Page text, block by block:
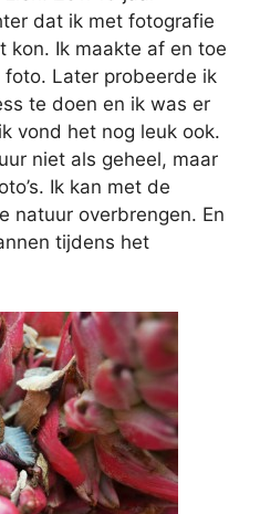
dat ik met fotografie
kon. Ik maakte af en toe
foto. Later probeerde ik
te doen en ik was er
vond het nog leuk ook.
niet als geheel, maar
Ik kan met de
natuur overbrengen. En
tijdens het